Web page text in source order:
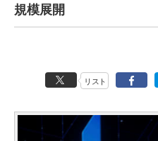
規模展開
リスト